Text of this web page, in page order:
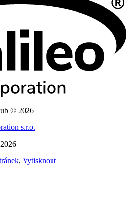
© 2026
s.r.o.
, Vytisknout